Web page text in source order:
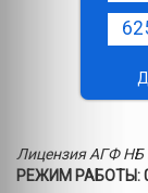
Лицензия АГФ НБ
РЕЖИМ РАБОТЫ: